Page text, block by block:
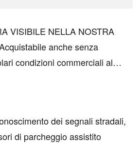
condizioni commerciali al
dell’effettiva disponibilità
dei segnali stradali,
di parcheggio assistito